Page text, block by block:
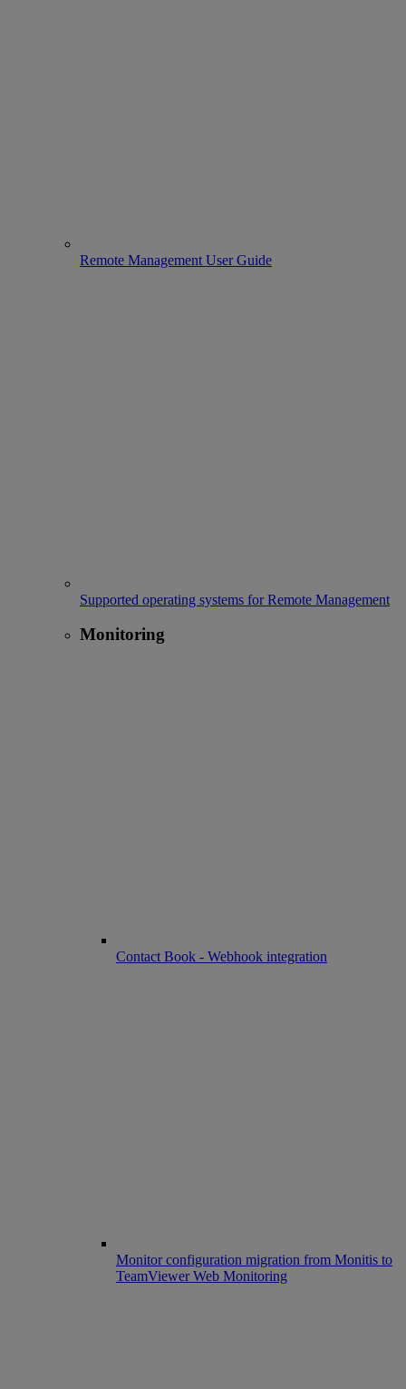
Remote Management User Guide
Supported operating systems for Remote Management
Monitoring
Contact Book - Webhook integration
Monitor configuration migration from Monitis to
TeamViewer Web Monitoring